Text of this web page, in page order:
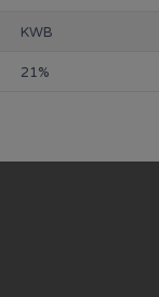
KWB
21%